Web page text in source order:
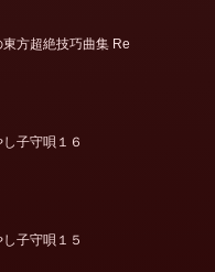
方超絶技巧曲集 Re
子守唄１６
子守唄１５